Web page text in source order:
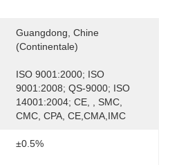
Guangdong, Chine
(continentale)
ISO 9001:2000; ISO
9001:2008; QS-9000; ISO
14001:2004; CE, , SMC,
CMC, CPA, CE,CMA,IMC
±0.5%